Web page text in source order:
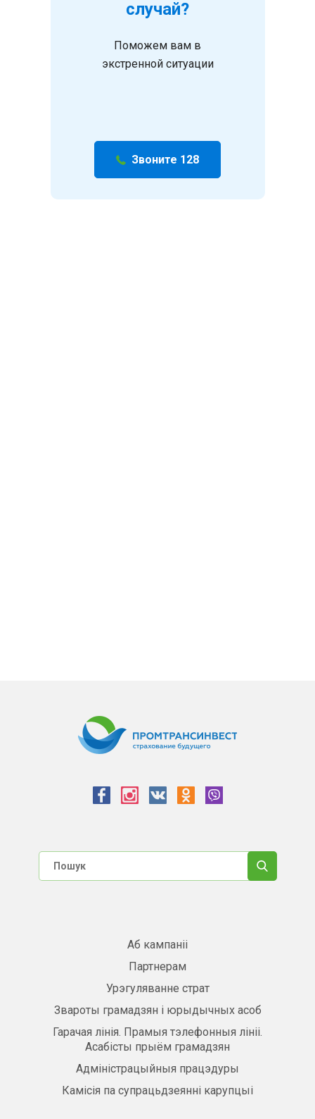
случай?
Поможем вам в
экстренной ситуации
Звоните 128
Аб кампаніі
Партнерам
Урэгуляванне страт
Звароты грамадзян і юрыдычных асоб
Гарачая лінія. Прамыя тэлефонныя лініі.
Асабісты прыём грамадзян
Адміністрацыйныя працэдуры
Камісія па супрацьдзеянні карупцыі